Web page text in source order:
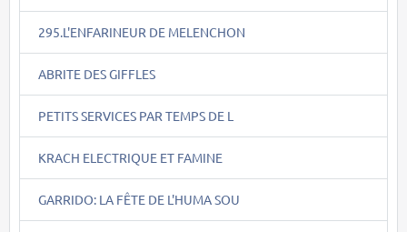
295.L'ENFARINEUR DE MELENCHON
ABRITE DES GIFFLES
PETITS SERVICES PAR TEMPS DE L
KRACH ELECTRIQUE ET FAMINE
GARRIDO: LA FÊTE DE L'HUMA SOU